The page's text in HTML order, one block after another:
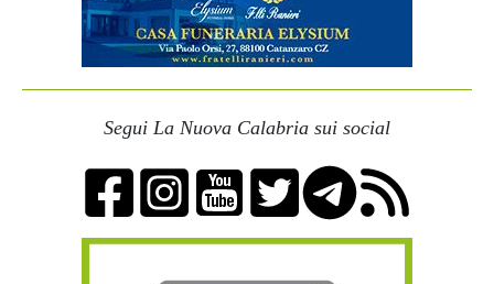
Segui La Nuova Calabria sui social